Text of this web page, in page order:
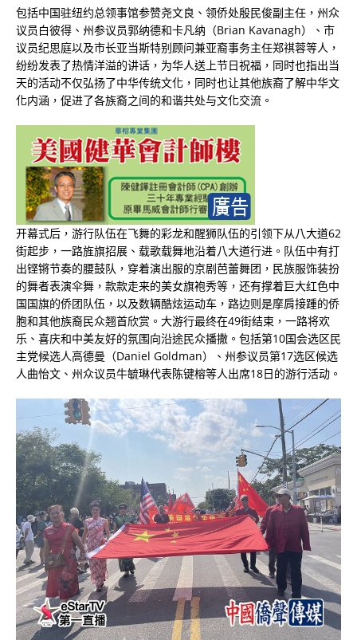
包括中国驻纽约总领事馆参赞尧文良、领侨处殷民俊副主任，州众
议员白彼得、州参议员郭纳德和卡凡纳（Brian Kavanagh）、市
议员纪思庭以及市长亚当斯特别顾问兼亚裔事务主任郑祺蓉等人，
纷纷发表了热情洋溢的讲话，为华人送上节日祝福，同时也指出当
天的活动不仅弘扬了中华传统文化，同时也让其他族裔了解中华文
化内涵，促进了各族裔之间的和谐共处与文化交流。
开幕式后，游行队伍在飞舞的彩龙和醒狮队伍的引领下从八大道62
街起步，一路旌旗招展、载歌载舞地沿着八大道行进。队伍中有打
出铿锵节奏的腰鼓队，穿着演出服的京剧芭蕾舞团，民族服饰装扮
的舞者表演伞舞，款款走来的美女旗袍秀等，还有撑着巨大红色中
国国旗的侨团队伍，以及数辆酷炫运动车，路边则是摩肩接踵的侨
胞和其他族裔民众翘首欣赏。大游行最终在49街结束，一路将欢
乐、喜庆和中美友好的氛围向沿途民众播撒。包括第10国会选区民
主党候选人高德曼（Daniel Goldman）、州参议员第17选区候选
人曲怡文、州众议员牛毓琳代表陈键榕等人出席18日的游行活动。